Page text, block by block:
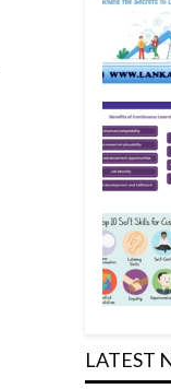
LATEST